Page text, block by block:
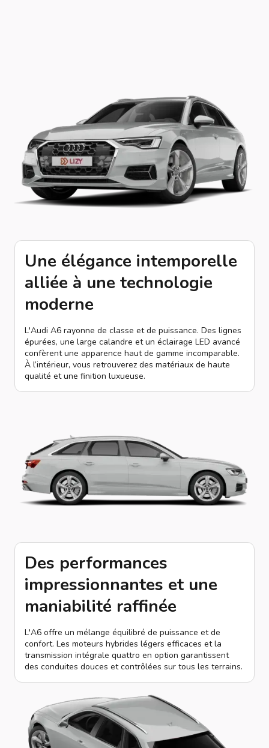
Une élégance intemporelle
alliée à une technologie
moderne
L'Audi A6 rayonne de classe et de puissance. Des lignes
épurées, une large calandre et un éclairage LED avancé
confèrent une apparence haut de gamme incomparable.
À l’intérieur, vous retrouverez des matériaux de haute
qualité et une finition luxueuse.
Des performances
impressionnantes et une
maniabilité raffinée
L'A6 offre un mélange équilibré de puissance et de
confort. Les moteurs hybrides légers efficaces et la
transmission intégrale quattro en option garantissent
des conduites douces et contrôlées sur tous les terrains.